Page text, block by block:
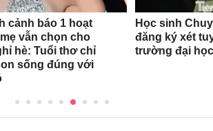
cảnh báo 1 hoạt
vẫn chọn cho
hè: Tuổi thơ chỉ
sống đúng với
Học sinh
đăng ký xét
trường đại